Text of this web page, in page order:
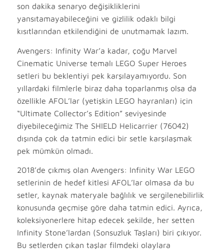
son dakika senaryo değişikliklerini
yansıtamayabileceğini ve gizlilik odaklı bilgi
kısıtlarından etkilendiğini de unutmamak lazım.
Avengers: Infinity War’a kadar, çoğu Marvel
Cinematic Universe temalı LEGO Super Heroes
setleri bu beklentiyi pek karşılayamıyordu. Son
yıllardaki filmlerle biraz daha toparlanmış olsa da
özellikle AFOL’lar (yetişkin LEGO hayranları) için
“Ultimate Collector’s Edition” seviyesinde
diyebileceğimiz The SHIELD Helicarrier (76042)
dışında çok da tatmin edici bir setle karşılaşmak
pek mümkün olmadı.
2018’de çıkmış olan Avengers: Infinity War LEGO
setlerinin de hedef kitlesi AFOL’lar olmasa da bu
setler, kaynak materyale bağlılık ve sergilenebilirlik
konusunda geçmişe göre daha tatmin edici. Ayrıca,
koleksiyonerlere hitap edecek şekilde, her setten
Infinity Stone’lardan (Sonsuzluk Taşları) biri çıkıyor.
Bu setlerden çıkan taşlar filmdeki olaylara